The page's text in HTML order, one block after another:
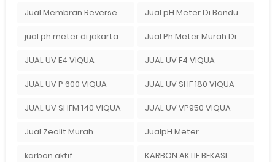
Jual Membran Reverse Osmosis Di Bekasi Jual pH Meter Di Bandung
jual ph meter di jakarta Jual Ph Meter Murah Di Bandung
JUAL UV E4 VIQUA JUAL UV F4 VIQUA
JUAL UV P 600 VIQUA JUAL UV SHF 180 VIQUA
JUAL UV SHFM 140 VIQUA JUAL UV VP950 VIQUA
Jual Zeolit Murah JualpH Meter
karbon aktif KARBON AKTIF BEKASI